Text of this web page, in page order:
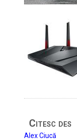
Citesc des
Alex Ciucă